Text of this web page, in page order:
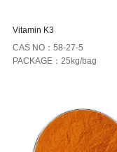
Vitamin K3
CAS NO：58-27-5
PACKAGE：25kg/bag